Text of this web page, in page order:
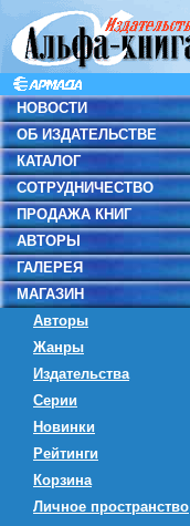
НОВОСТИ
ОБ ИЗДАТЕЛЬСТВЕ
КАТАЛОГ
СОТРУДНИЧЕСТВО
ПРОДАЖА КНИГ
АВТОРЫ
ГАЛЕРЕЯ
МАГАЗИН
Авторы
Жанры
Издательства
Серии
Новинки
Рейтинги
Корзина
Личное пространство